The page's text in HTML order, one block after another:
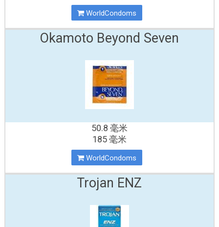
WorldCondoms
Okamoto Beyond Seven
50.8 毫米
185 毫米
WorldCondoms
Trojan ENZ